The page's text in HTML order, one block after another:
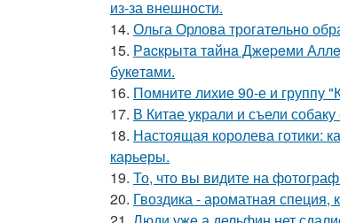
из-за внешности.
14. Ольга Орлова трогательно
15. Рacкpытa тaйнa Джepeми
букeтaми.
16. Помните лихие 90-е и группу
17. В Китае украли и съели
18. Настоящая королева готики:
карьеры.
19. То, что вы видите на
20. Гвоздика - ароматная специя,